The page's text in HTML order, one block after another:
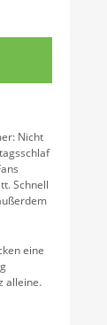
Nicht
Schnell
eine
alleine.